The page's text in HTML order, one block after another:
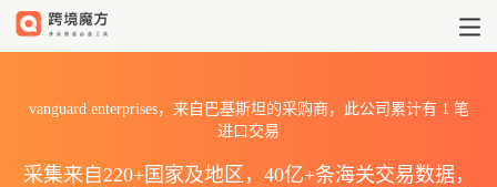
vanguard enterprises，来自巴基斯坦的采购商，此公司累计有 1 笔
进口交易
采集来自220+国家及地区，40亿+条海关交易数据，